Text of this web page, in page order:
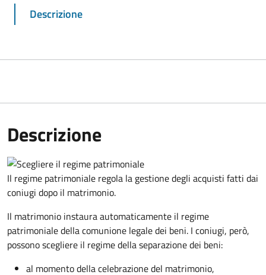
Descrizione
Descrizione
Il regime patrimoniale regola la gestione degli acquisti fatti dai
coniugi dopo il matrimonio.
Il matrimonio instaura automaticamente il regime
patrimoniale della comunione legale dei beni. I coniugi, però,
possono scegliere il regime della separazione dei beni:
al momento della celebrazione del matrimonio,